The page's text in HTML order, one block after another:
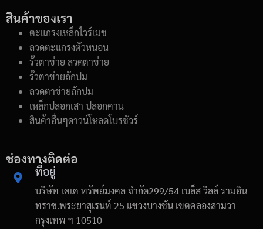
สินค้าของเรา
ตะแกรงเหล็กไวร์เมช
ลวดตะแกรงตัวหนอน
รั้วตาข่าย ลวดตาข่าย
รั้วตาข่ายถักปม
ลวดตาข่ายถักปม
เหล็กปลอกเสา ปลอกคาน
สินค้าอื่นๆดาวน์โหลดโบรชัวร์
ช่องทางติดต่อ
ที่อยู่
บริษัท เคเค ทรัพย์มงคล จำกัด299/54 เบล็ส วิลล์ รามอิน
ทราซ.พระยาสุเรนท์ 25 แขวงบางชัน เขตคลองสามวา
กรุงเทพ ฯ 10510